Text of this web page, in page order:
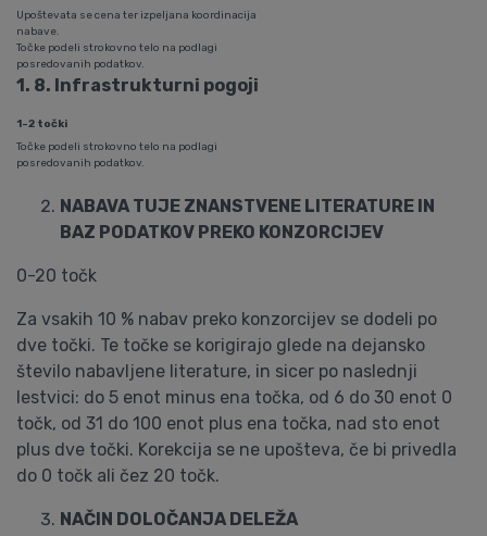
Upoštevata se cena ter izpeljana koordinacija
nabave.
Točke podeli strokovno telo na podlagi
posredovanih podatkov.
1. 8. Infrastrukturni pogoji
1-2 točki
Točke podeli strokovno telo na podlagi
posredovanih podatkov.
NABAVA TUJE ZNANSTVENE LITERATURE IN
BAZ PODATKOV PREKO KONZORCIJEV
0-20 točk
Za vsakih 10 % nabav preko konzorcijev se dodeli po
dve točki. Te točke se korigirajo glede na dejansko
število nabavljene literature, in sicer po naslednji
lestvici: do 5 enot minus ena točka, od 6 do 30 enot 0
točk, od 31 do 100 enot plus ena točka, nad sto enot
plus dve točki. Korekcija se ne upošteva, če bi privedla
do 0 točk ali čez 20 točk.
NAČIN DOLOČANJA DELEŽA